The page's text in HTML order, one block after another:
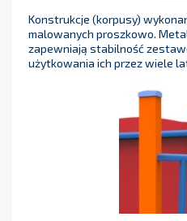
Konstrukcje (korpusy)
malowanych proszkowo.
zapewniają stabilność
użytkowania ich przez wiele